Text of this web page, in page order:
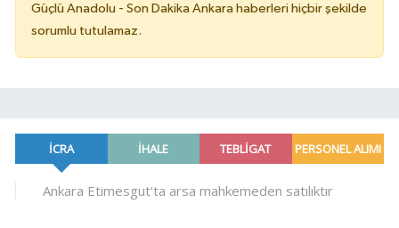
Güçlü Anadolu - Son Dakika Ankara haberleri hiçbir şekilde
sorumlu tutulamaz.